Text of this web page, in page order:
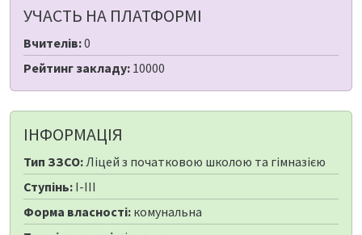
УЧАСТЬ НА ПЛАТФОРМІ
Вчителів:0
Рейтинг закладу: 10000
ІНФОРМАЦІЯ
Тип ЗЗСО:Ліцей з початковою школою та гімназією
Ступінь: I-III
Форма власності: комунальна